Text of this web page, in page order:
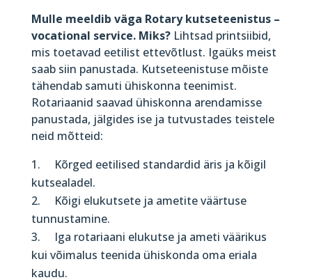
Mulle meeldib väga Rotary kutseteenistus –
vocational service. Miks? Lihtsad printsiibid,
mis toetavad eetilist ettevõtlust. Igaüks meist
saab siin panustada. Kutseteenistuse mõiste
tähendab samuti ühiskonna teenimist.
Rotariaanid saavad ühiskonna arendamisse
panustada, jälgides ise ja tutvustades teistele
neid mõtteid:
Kõrged eetilised standardid äris ja kõigil
kutsealadel.
Kõigi elukutsete ja ametite väärtuse
tunnustamine.
Iga rotariaani elukutse ja ameti väärikus
kui võimalus teenida ühiskonda oma eriala
kaudu.